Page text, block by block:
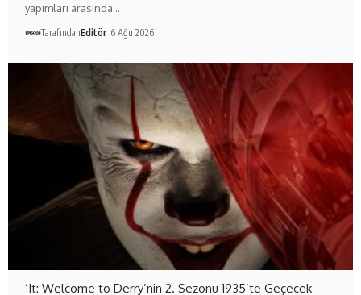
yapımları arasında…
TarafındanEditör 6 Ağu 2026
‘It: Welcome to Derry’nin 2. Sezonu 1935’te Geçecek